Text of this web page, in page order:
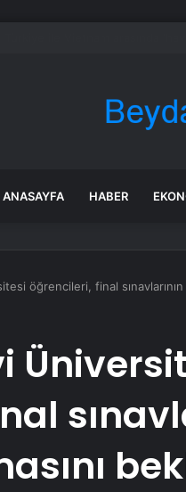
ANASAYFA HABER
öğrencileri, final sınavlarının